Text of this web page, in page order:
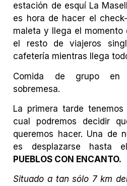
estación de esquí La
es hora de hacer el
maleta y llega el momento
el resto de viajeros
cafetería mientras llega
Comida de grupo
sobremesa.
La primera tarde
cual podremos decidir
queremos hacer. Una de
es desplazarse hasta
PUEBLOS CON ENCANTO.
Situado a tan sólo 7 km